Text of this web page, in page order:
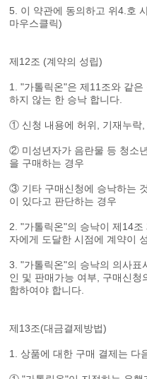
5. 이 약관에 동의하고 위4.호
마우스클릭)
제12조 (계약의 성립)
1. "가톨릭온"은 제11조와 같
하지 않는 한 승낙 합니다.
① 신청 내용에 허위, 기재누락,
② 미성년자가 음란물 등 청소
을 구매하는 경우
③ 기타 구매신청에 승낙하는
이 있다고 판단하는 경우
2. "가톨릭온"의 승낙이 제14
자에게 도달한 시점에 계약이
3. "가톨릭온"의 승낙의 의사표
인 및 판매가능 여부, 구매신청
함하여야 합니다.
제13조(대금결제방법)
1. 상품에 대한 구매 결제는 다